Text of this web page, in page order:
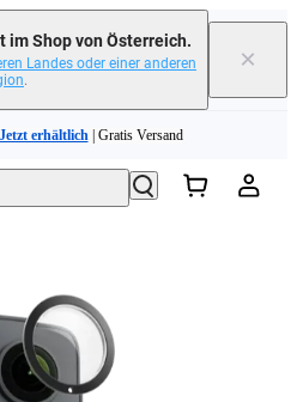
im Shop von Österreich.
Landes oder einer anderen
.
×
|
Jetzt erhältlich| Gratis Versand